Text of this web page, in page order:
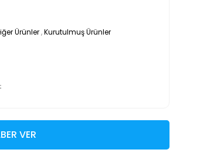
Ürünler ,Kurutulmuş Ürünler
VER